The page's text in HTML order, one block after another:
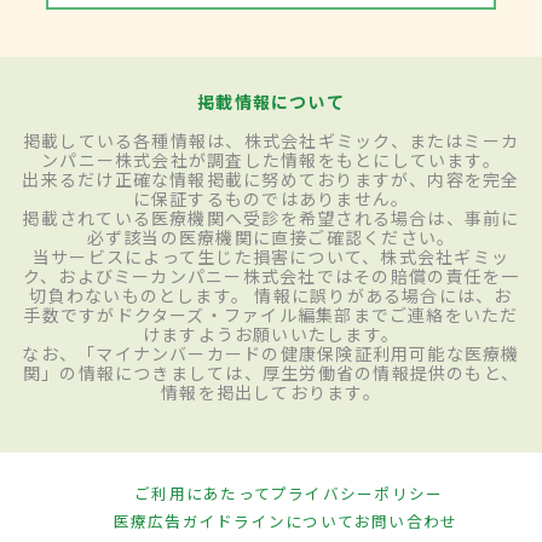
掲載情報について
掲載している各種情報は、株式会社ギミック、またはミーカ
ンパニー株式会社が調査した情報をもとにしています。
出来るだけ正確な情報掲載に努めておりますが、内容を完全
に保証するものではありません。
掲載されている医療機関へ受診を希望される場合は、事前に
必ず該当の医療機関に直接ご確認ください。
当サービスによって生じた損害について、株式会社ギミッ
ク、およびミーカンパニー株式会社ではその賠償の責任を一
切負わないものとします。 情報に誤りがある場合には、お
手数ですがドクターズ・ファイル編集部までご連絡をいただ
けますようお願いいたします。
なお、「マイナンバーカードの健康保険証利用可能な医療機
関」の情報につきましては、厚生労働省の情報提供のもと、
情報を掲出しております。
ご利用にあたってプライバシーポリシー
医療広告ガイドラインについてお問い合わせ